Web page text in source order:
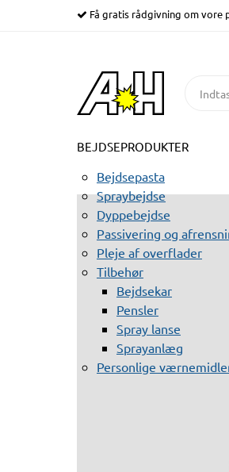
Få gratis rådgivning om vore
BEJDSEPRODUKTER
Bejdsepasta
Spraybejdse
Dyppebejdse
Passivering og
Pleje af overflader
Tilbehør
Bejdsekar
Pensler
Spray lanse
Sprayanlæg
Personlige